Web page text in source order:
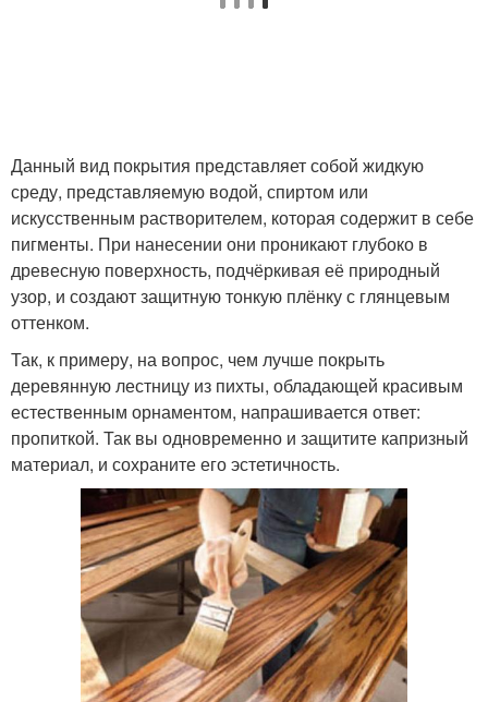
Данный вид покрытия представляет собой жидкую
среду, представляемую водой, спиртом или
искусственным растворителем, которая содержит в себе
пигменты. При нанесении они проникают глубоко в
древесную поверхность, подчёркивая её природный
узор, и создают защитную тонкую плёнку с глянцевым
оттенком.
Так, к примеру, на вопрос, чем лучше покрыть
деревянную лестницу из пихты, обладающей красивым
естественным орнаментом, напрашивается ответ:
пропиткой. Так вы одновременно и защитите капризный
материал, и сохраните его эстетичность.